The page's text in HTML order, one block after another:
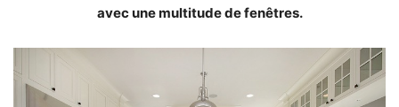
avec une multitude de fenêtres.